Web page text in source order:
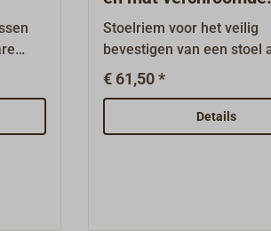
met
klemgesp
Stoelriem voor het veilig
bevestigen van een stoel
vloer, zodat deze ook bij
bewegingen van het schip
ongecontroleerd door de
schuift.De stoelriem
€ 61,50 *
Details